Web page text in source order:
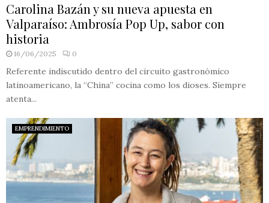
Carolina Bazán y su nueva apuesta en
Valparaíso: Ambrosía Pop Up, sabor con
historia
16/06/2025 0
Referente indiscutido dentro del circuito gastronómico
latinoamericano, la “China” cocina como los dioses. Siempre
atenta...
EMPRENDIMIENTO